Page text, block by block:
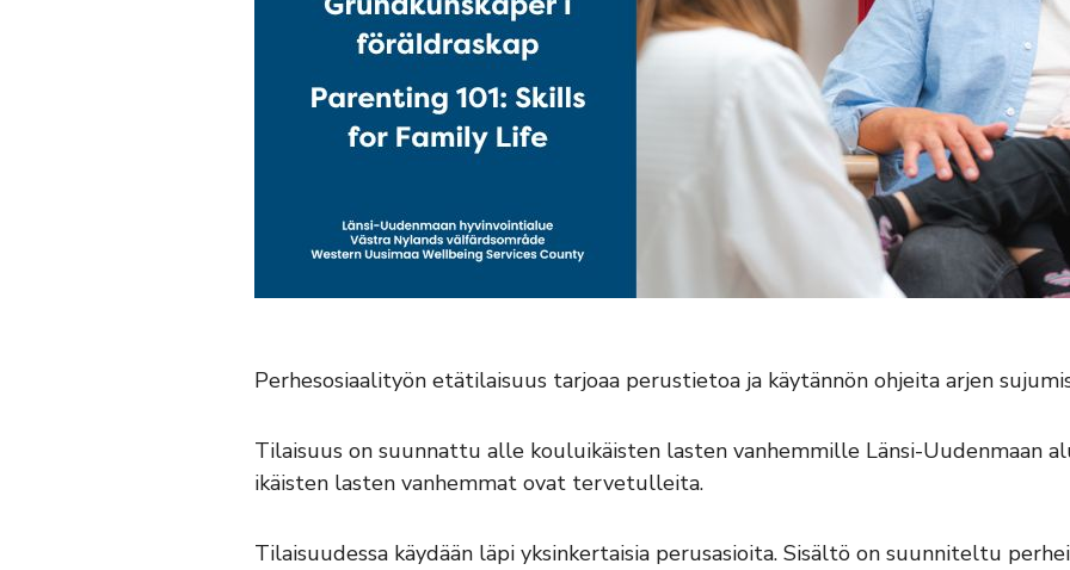
Perhesosiaalityön etätilaisuus tarjoaa perustietoa ja käytännön ohjeita arjen
Tilaisuus on suunnattu alle kouluikäisten lasten vanhemmille Länsi-Uudenmaan
ikäisten lasten vanhemmat ovat tervetulleita.
Tilaisuudessa käydään läpi yksinkertaisia perusasioita. Sisältö on suunniteltu